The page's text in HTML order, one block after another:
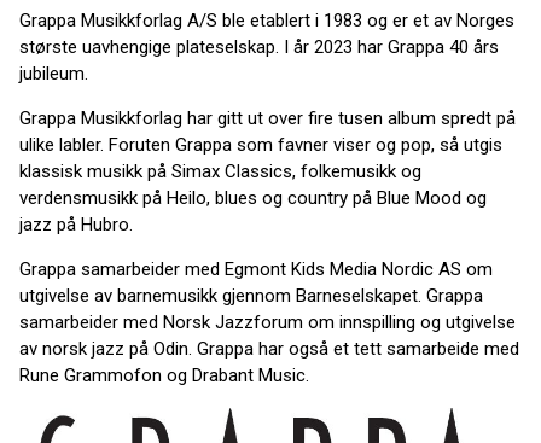
Grappa Musikkforlag A/S ble etablert i 1983 og er et av Norges
største uavhengige plateselskap. I år 2023 har Grappa 40 års
jubileum.
Grappa Musikkforlag har gitt ut over fire tusen album spredt på
ulike labler. Foruten Grappa som favner viser og pop, så utgis
klassisk musikk på Simax Classics, folkemusikk og
verdensmusikk på Heilo, blues og country på Blue Mood og
jazz på Hubro.
Grappa samarbeider med Egmont Kids Media Nordic AS om
utgivelse av barnemusikk gjennom Barneselskapet. Grappa
samarbeider med Norsk Jazzforum om innspilling og utgivelse
av norsk jazz på Odin. Grappa har også et tett samarbeide med
Rune Grammofon og Drabant Music.